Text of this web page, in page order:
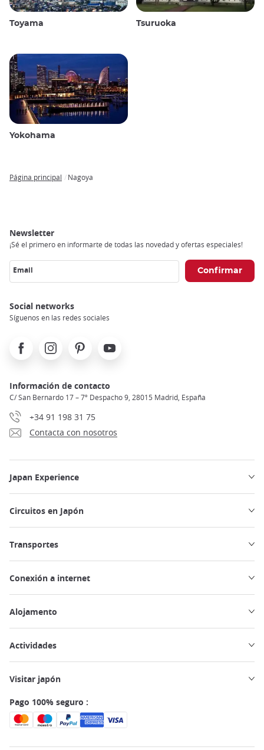
Toyama Tsuruoka
Yokohama
Página principal Nagoya
Newsletter
¡Sé el primero en informarte de todas las novedad y ofertas especiales!
Email
Social networks
Síguenos en las redes sociales
FacebookInstagramPinterest Youtube
Información de contacto
C/ San Bernardo 17 – 7º Despacho 9, 28015 Madrid, España
+34 91 198 31 75
Contacta con nosotros
Japan Experience
Circuitos en Japón
Transportes
Conexión a internet
Alojamento
Actividades
Visitar japón
Pago 100% seguro :